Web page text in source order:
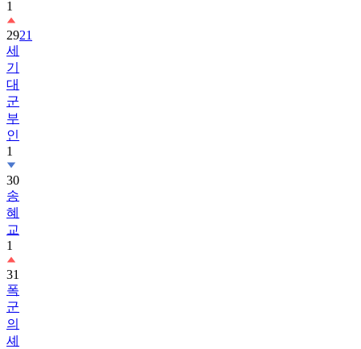
1
2921
세
기
대
군
부
인
1
30
송
혜
교
1
31
폭
군
의
셰